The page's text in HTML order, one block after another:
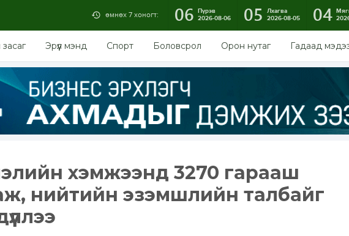
өмнөх 7 хоногт: 06 Пүрэв
2026-08-06
05
Лхагва
2026-08-05
04
Эрүүл мэнд Спорт Боловсрол Орон нутаг Гадаад
хэмжээнд 3270 гарааш
нийтийн эзэмшлийн талбайг